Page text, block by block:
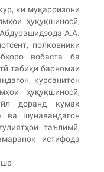
ки муқарризони
ҳуқуқшиносӣ,
А.А.
полковники
вобаста ба
табиқи барномаи
курсанитон
ҳуқуқшиносӣ,
доранд кумак
ва шунавандагон
таълимӣ,
истифода